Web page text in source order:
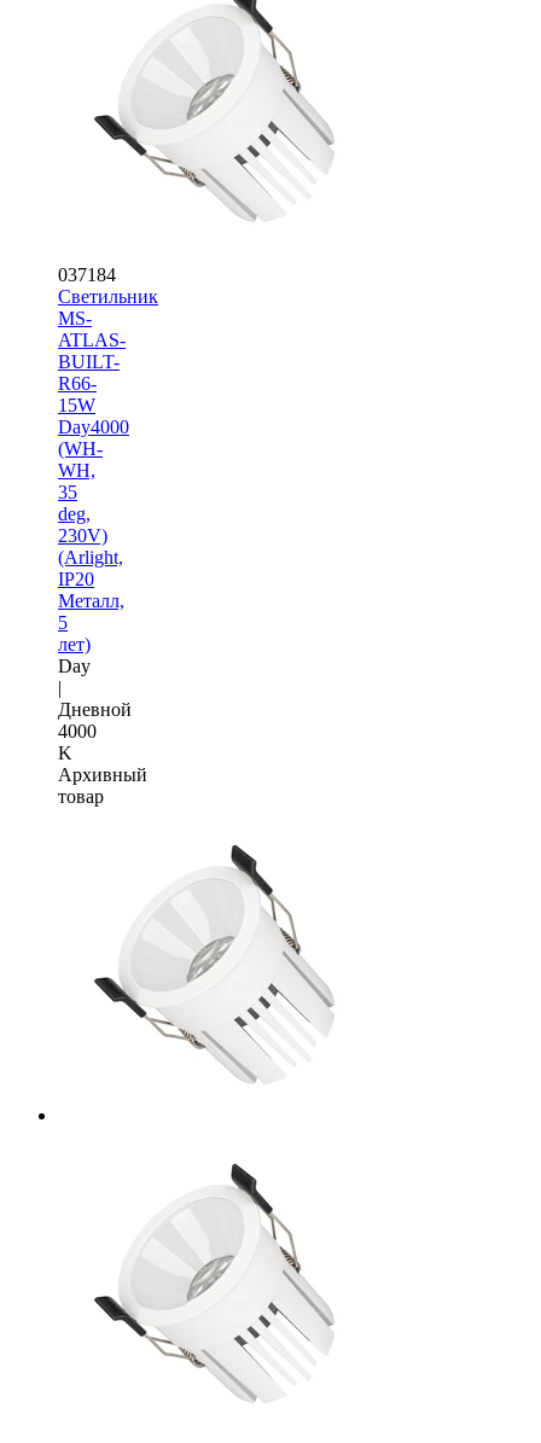
037184
Светильник
MS-
ATLAS-
BUILT-
R66-
15W
Day4000
(WH-
WH,
35
deg,
230V)
(Arlight,
IP20
Металл,
5
лет)
Day
|
Дневной
4000
K
Архивный
товар